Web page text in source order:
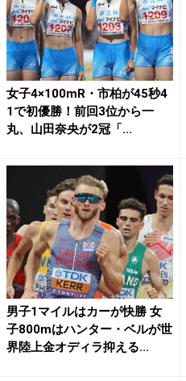
女子4×100mR・市柏が45秒4
1で初優勝！前回3位から一
丸、山田奈央が2冠「...
男子1マイルはカーが快勝 女
子800mはハンター・ベルが世
界陸上金オディラ抑える...